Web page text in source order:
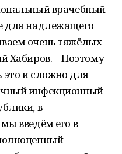
врачебный
для надлежащего
очень тяжёлых
Хабиров. – Поэтому
и сложно для
инфекционный
в
введём его в